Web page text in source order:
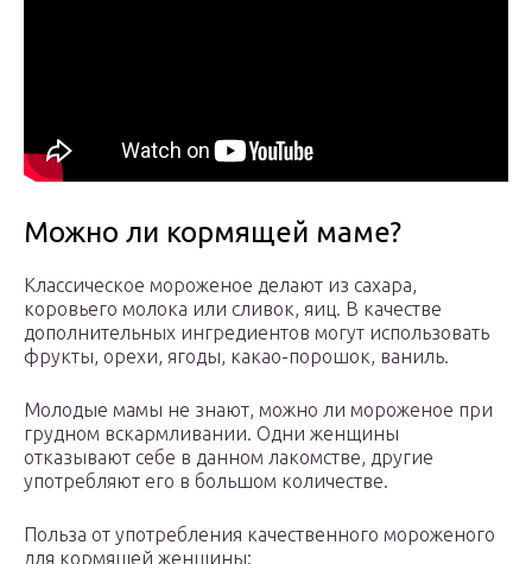
Можно ли кормящей маме?
Классическое мороженое делают из сахара,
коровьего молока или сливок, яиц. В качестве
дополнительных ингредиентов могут использовать
фрукты, орехи, ягоды, какао-порошок, ваниль.
Молодые мамы не знают, можно ли мороженое при
грудном вскармливании. Одни женщины
отказывают себе в данном лакомстве, другие
употребляют его в большом количестве.
Польза от употребления качественного мороженого
для кормящей женщины: